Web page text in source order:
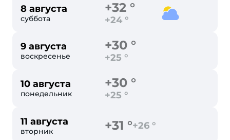
8 августа
суббота
+32 °
+24 °
9 августа
воскресенье
+30 °
+25 °
10 августа
понедельник
+30 °
+25 °
11 августа
вторник +31 °+26 °